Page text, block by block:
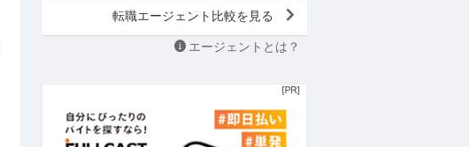
転職エージェント比較を見る
エージェントとは？